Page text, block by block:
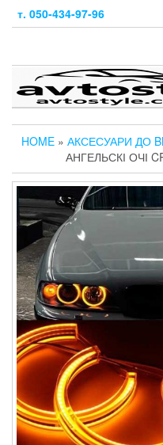
т. 050-434-97-96
HOME » АКСЕСУАРИ ДО
АНГЕЛЬСКІ ОЧІ